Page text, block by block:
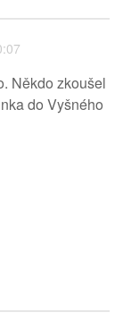
Někdo zkoušel
do Vyšného